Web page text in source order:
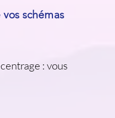
schémas
: vous